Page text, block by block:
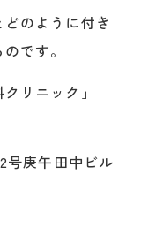
のように付き
です。
リニック」
号庚午田中ビル